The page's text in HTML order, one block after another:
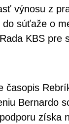
výnosu z
súťaže o
KBS pre
Bernardo